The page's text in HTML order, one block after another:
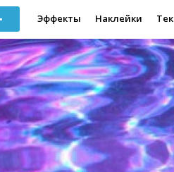
Эффекты Наклейки